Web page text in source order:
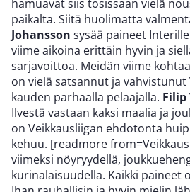
hamuavat siis tosissaan vielä
paikalta. Siitä huolimatta
Johansson sysää paineet
viime aikoina erittäin hyvin ja
sarjavoittoa. Meidän viime
on vielä satsannut ja vahvistunut
kauden parhaalla pelaajalla. Filip
Ilvestä vastaan kaksi maalia ja
on Veikkausliigan ehdotonta
kehuu. [readmore
viimeksi nöyryydellä,
kurinalaisuudella. Kaikki paineet